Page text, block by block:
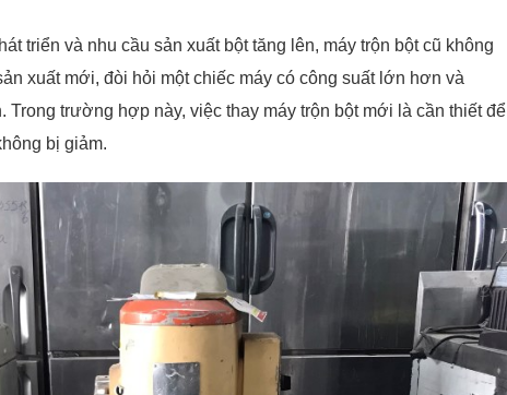
triển và nhu cầu sản xuất bột tăng lên, máy trộn bột cũ không
xuất mới, đòi hỏi một chiếc máy có công suất lớn hơn và
Trong trường hợp này, việc thay máy trộn bột mới là cần thiết để
bị giảm.